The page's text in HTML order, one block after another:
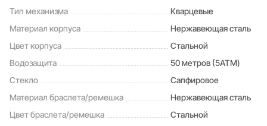
Тип механизма
Кварцевые
Материал корпуса
Нержавеющая сталь
Цвет корпуса
Стальной
Водозащита
50 метров (5ATM)
Стекло
Сапфировое
Материал браслета/ремешка
Нержавеющая сталь
Цвет браслета/ремешка
Стальной